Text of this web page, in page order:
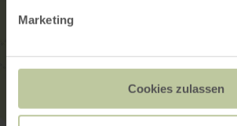
Marketing
Cookies zulassen